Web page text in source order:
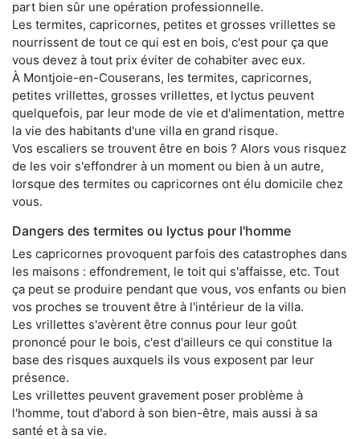
part bien sûr une opération professionnelle.
Les termites, capricornes, petites et grosses vrillettes se
nourrissent de tout ce qui est en bois, c'est pour ça que
vous devez à tout prix éviter de cohabiter avec eux.
À Montjoie-en-Couserans, les termites, capricornes,
petites vrillettes, grosses vrillettes, et lyctus peuvent
quelquefois, par leur mode de vie et d'alimentation, mettre
la vie des habitants d'une villa en grand risque.
Vos escaliers se trouvent être en bois ? Alors vous risquez
de les voir s'effondrer à un moment ou bien à un autre,
lorsque des termites ou capricornes ont élu domicile chez
vous.
Dangers des termites ou lyctus pour l'homme
Les capricornes provoquent parfois des catastrophes dans
les maisons : effondrement, le toit qui s'affaisse, etc. Tout
ça peut se produire pendant que vous, vos enfants ou bien
vos proches se trouvent être à l'intérieur de la villa.
Les vrillettes s'avèrent être connus pour leur goût
prononcé pour le bois, c'est d'ailleurs ce qui constitue la
base des risques auxquels ils vous exposent par leur
présence.
Les vrillettes peuvent gravement poser problème à
l'homme, tout d'abord à son bien-être, mais aussi à sa
santé et à sa vie.